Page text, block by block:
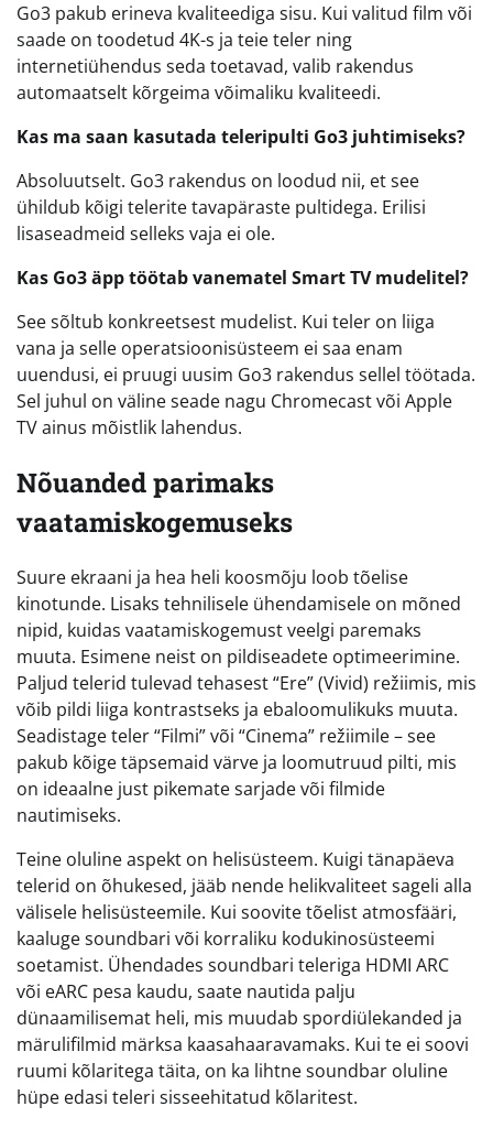
Go3 pakub erineva kvaliteediga sisu. Kui valitud film või
saade on toodetud 4K-s ja teie teler ning
internetiühendus seda toetavad, valib rakendus
automaatselt kõrgeima võimaliku kvaliteedi.
Kas ma saan kasutada teleripulti Go3 juhtimiseks?
Absoluutselt. Go3 rakendus on loodud nii, et see
ühildub kõigi telerite tavapäraste pultidega. Erilisi
lisaseadmeid selleks vaja ei ole.
Kas Go3 äpp töötab vanematel Smart TV mudelitel?
See sõltub konkreetsest mudelist. Kui teler on liiga
vana ja selle operatsioonisüsteem ei saa enam
uuendusi, ei pruugi uusim Go3 rakendus sellel töötada.
Sel juhul on väline seade nagu Chromecast või Apple
TV ainus mõistlik lahendus.
Nõuanded parimaks
vaatamiskogemuseks
Suure ekraani ja hea heli koosmõju loob tõelise
kinotunde. Lisaks tehnilisele ühendamisele on mõned
nipid, kuidas vaatamiskogemust veelgi paremaks
muuta. Esimene neist on pildiseadete optimeerimine.
Paljud telerid tulevad tehasest “Ere” (Vivid) režiimis, mis
võib pildi liiga kontrastseks ja ebaloomulikuks muuta.
Seadistage teler “Filmi” või “Cinema” režiimile – see
pakub kõige täpsemaid värve ja loomutruud pilti, mis
on ideaalne just pikemate sarjade või filmide
nautimiseks.
Teine oluline aspekt on helisüsteem. Kuigi tänapäeva
telerid on õhukesed, jääb nende helikvaliteet sageli alla
välisele helisüsteemile. Kui soovite tõelist atmosfääri,
kaaluge soundbari või korraliku kodukinosüsteemi
soetamist. Ühendades soundbari teleriga HDMI ARC
või eARC pesa kaudu, saate nautida palju
dünaamilisemat heli, mis muudab spordiülekanded ja
märulifilmid märksa kaasahaaravamaks. Kui te ei soovi
ruumi kõlaritega täita, on ka lihtne soundbar oluline
hüpe edasi teleri sisseehitatud kõlaritest.